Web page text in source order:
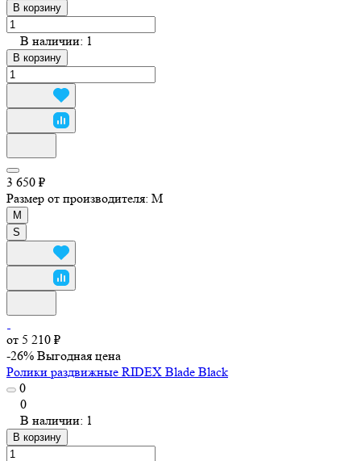
В корзину
В наличии: 1
В корзину
3 650 ₽
Размер от производителя: M
M
S
от 5 210 ₽
-26% Выгодная цена
Ролики раздвижные RIDEX Blade Black
0
0
В наличии: 1
В корзину